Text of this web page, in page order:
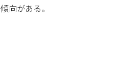
向がある。